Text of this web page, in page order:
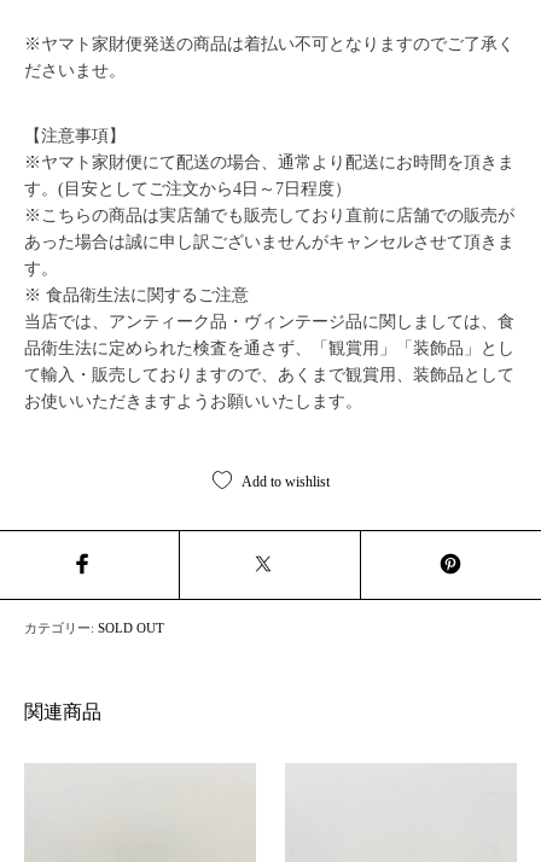
※ヤマト家財便発送の商品は着払い不可となりますのでご了承く
ださいませ。
【注意事項】
※ヤマト家財便にて配送の場合、通常より配送にお時間を頂きま
す。(目安としてご注文から4日～7日程度）
※こちらの商品は実店舗でも販売しており直前に店舗での販売が
あった場合は誠に申し訳ございませんがキャンセルさせて頂きま
す。
※ 食品衛生法に関するご注意
当店では、アンティーク品・ヴィンテージ品に関しましては、食
品衛生法に定められた検査を通さず、「観賞用」「装飾品」とし
て輸入・販売しておりますので、あくまで観賞用、装飾品として
お使いいただきますようお願いいたします。
Add to wishlist
カテゴリー:SOLD OUT
関連商品